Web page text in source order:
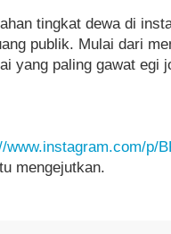
tingkat dewa di
publik. Mulai dari
yang paling gawat egi
www.instagram.com/p/
mengejutkan.